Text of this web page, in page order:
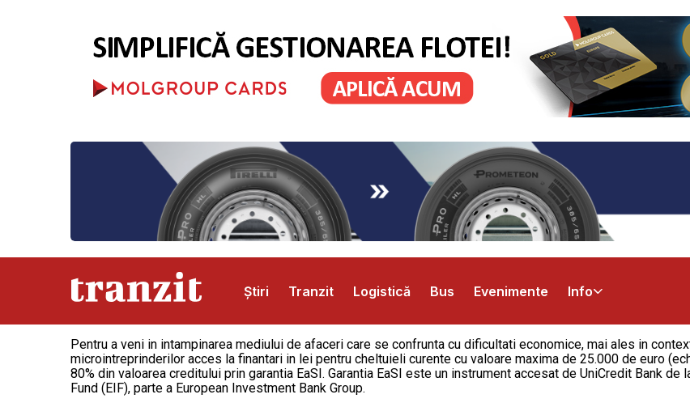
Știri Tranzit Logistică Bus Evenimente Info
Abonamente Publicitate Contact
Pentru a veni in intampinarea mediului de afaceri care se confrunta cu dificultati economice, mai ales in
microintreprinderilor acces la finantari in lei pentru cheltuieli curente cu valoare maxima de 25.000 de euro
80% din valoarea creditului prin garantia EaSI. Garantia EaSI este un instrument accesat de UniCredit Bank
Fund (EIF), parte a European Investment Bank Group.